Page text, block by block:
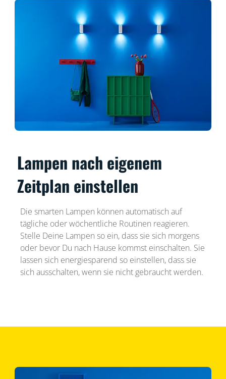
Lampen nach eigenem
Zeitplan einstellen
Die smarten Lampen können automatisch auf
tägliche oder wöchentliche Routinen reagieren.
Stelle Deine Lampen so ein, dass sie sich morgens
oder bevor Du nach Hause kommst einschalten. Sie
lassen sich energiesparend so einstellen, dass sie
sich ausschalten, wenn sie nicht gebraucht werden.